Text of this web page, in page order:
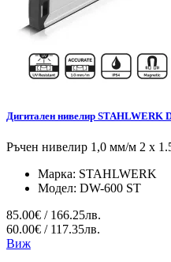
Дигитален нивелир STAHLWERK
Ръчен нивелир 1,0 мм/м 2 x
Марка: STAHLWERK
Модел: DW-600 ST
85.00€ / 166.25лв.
60.00€ / 117.35лв.
Виж